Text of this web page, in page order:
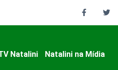
Natalini Natalini na Mídia